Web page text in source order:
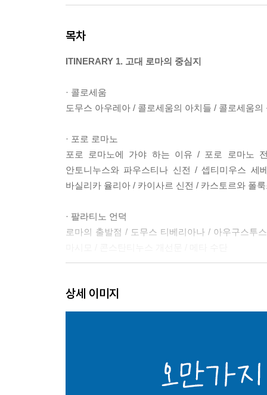
목차
ITINERARY 1. 고대 로마의 중심지
· 콜로세움
도무스 아우레아 / 콜로세움의 아치들 / 콜로세움
· 포로 로마노
포로 로마노에 가야 하는 이유 / 포로 로마노
안토니누스와 파우스티나 신전 / 셉티미우스
바실리카 율리아 / 카이사르 신전 / 카스토르와 폴
· 팔라티노 언덕
로마의 출발점 / 도무스 티베리아나 / 아우구스투
황제들의 포룸 도로 / 베스파시아누스 포룸 / 네르
상세 이미지